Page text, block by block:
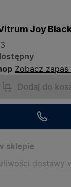
Joy
Zobacz
Dodaj do
sklepie
dostawy